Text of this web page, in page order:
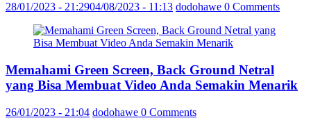
28/01/2023 - 21:2904/08/2023 - 11:13 dodohawe 0 Comments
Memahami Green Screen, Back Ground Netral
yang Bisa Membuat Video Anda Semakin Menarik
26/01/2023 - 21:04 dodohawe 0 Comments